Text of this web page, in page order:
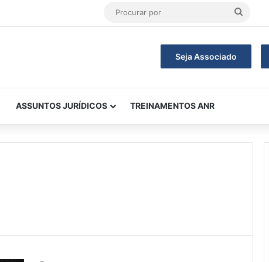
Seja Associado
ASSUNTOS JURÍDICOS TREINAMENTOS ANR